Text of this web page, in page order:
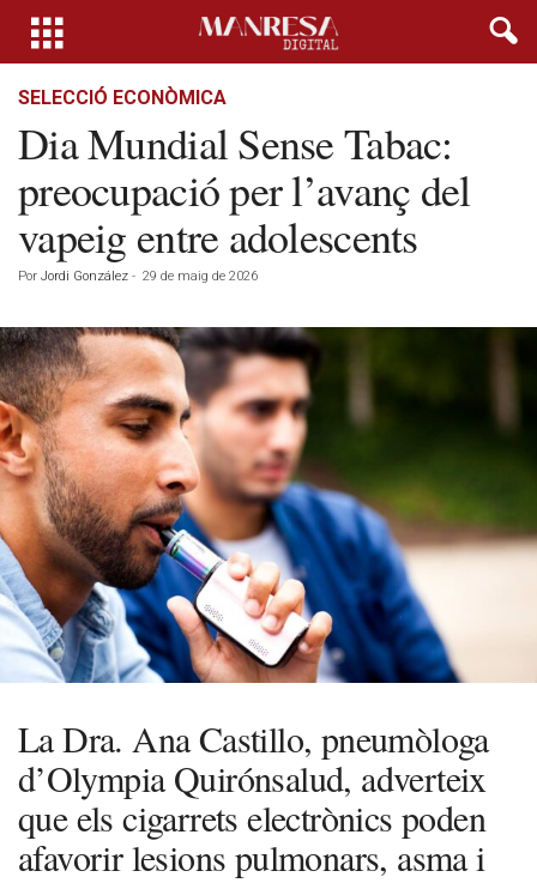
SELECCIÓ ECONÒMICA
Dia Mundial Sense Tabac:
preocupació per l’avanç del
vapeig entre adolescents
Por Jordi González - 29 de maig de 2026
La Dra. Ana Castillo, pneumòloga
d’Olympia Quirónsalud, adverteix
que els cigarrets electrònics poden
afavorir lesions pulmonars, asma i